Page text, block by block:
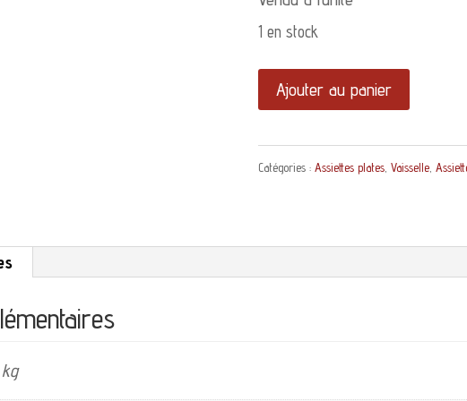
1 en stock
quantité
de
Assiette
plate
Villeroy
et
Ajouter au panier
Catégories : Assiettes plates, Vaisselle,